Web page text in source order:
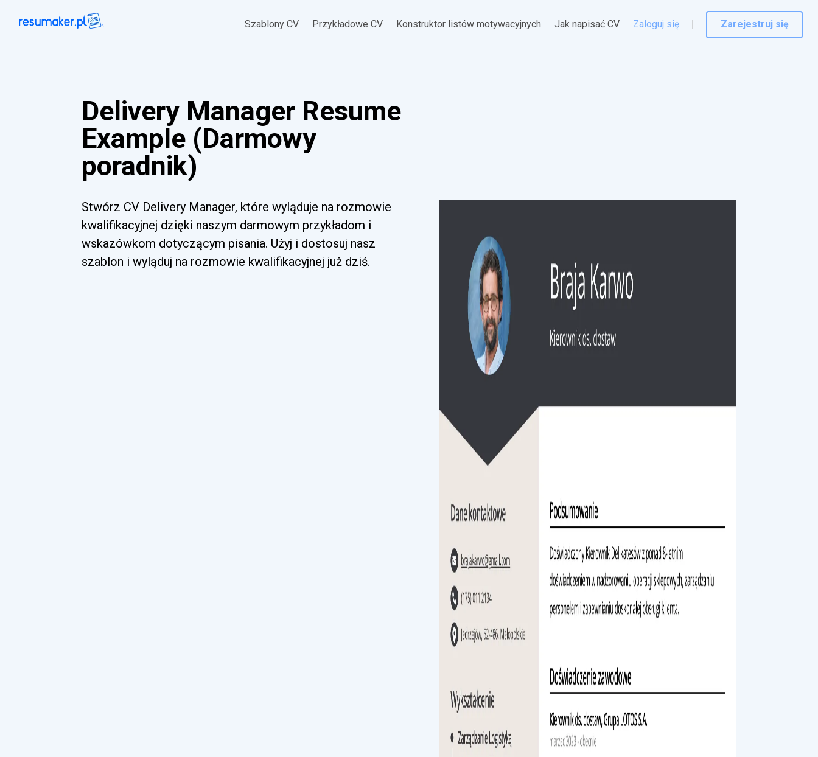
Szablony CV Przykładowe CV Konstruktor listów motywacyjnych Jak napisać CV Zaloguj się Zarejestruj się
Delivery Manager Resume
Example (Darmowy
poradnik)
Stwórz CV Delivery Manager, które wyląduje na rozmowie
kwalifikacyjnej dzięki naszym darmowym przykładom i
wskazówkom dotyczącym pisania. Użyj i dostosuj nasz
szablon i wyląduj na rozmowie kwalifikacyjnej już dziś.